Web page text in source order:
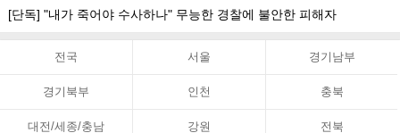
[단독] "내가 죽어야 수사하나" 무능한 경찰에 불안한 피해자
전국 서울 경기남부
경기북부 인천 충북
대전/세종/충남 강원 전북